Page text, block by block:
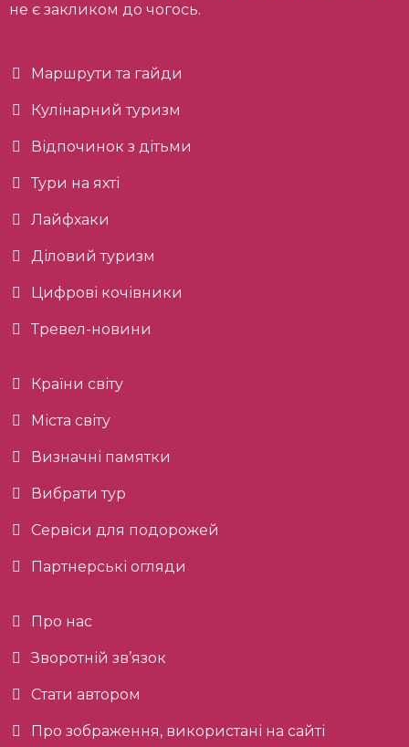
не є закликом до чогось.
Маршрути та гайди
Кулінарний туризм
Відпочинок з дітьми
Тури на яхті
Лайфхаки
Діловий туризм
Цифрові кочівники
Тревел-новини
Країни світу
Міста світу
Визначні памятки
Вибрати тур
Сервіси для подорожей
Партнерські огляди
Про нас
Зворотній зв’язок
Стати автором
Про зображення, використані на сайті